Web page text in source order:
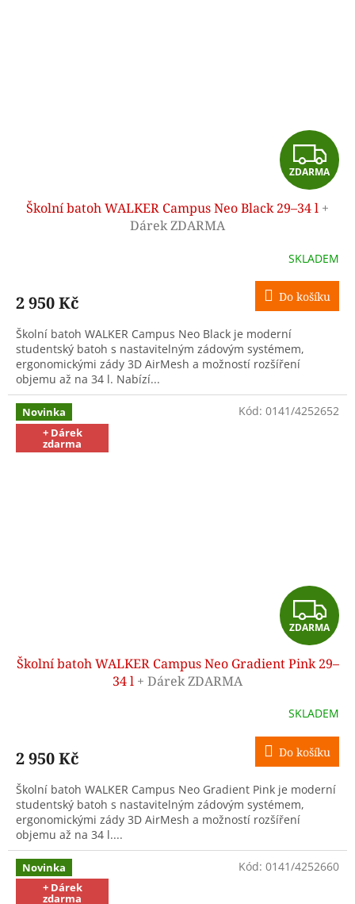
Z
D
A
R
M
A
ZDARMA
Školní batoh WALKER Campus Neo Black 29–34 l +
Dárek ZDARMA
SKLADEM
2 950 Kč Do košíku
Školní batoh WALKER Campus Neo Black je moderní
studentský batoh s nastavitelným zádovým systémem,
ergonomickými zády 3D AirMesh a možností rozšíření
objemu až na 34 l. Nabízí...
Novinka
+ Dárek
zdarma
Z
D
A
R
M
A
ZDARMA
Školní batoh WALKER Campus Neo Gradient Pink 29–
34 l + Dárek ZDARMA
SKLADEM
2 950 Kč Do košíku
Školní batoh WALKER Campus Neo Gradient Pink je moderní
studentský batoh s nastavitelným zádovým systémem,
ergonomickými zády 3D AirMesh a možností rozšíření
objemu až na 34 l....
Kód: 0141/4252652
Novinka
+ Dárek
zdarma
Kód: 0141/4252660